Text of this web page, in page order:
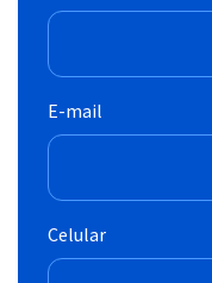
E-mail
Celular